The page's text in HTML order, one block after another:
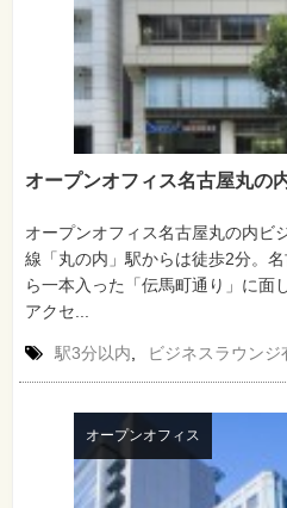
オープンオフィス名古屋丸の
オープンオフィス名古屋丸の内ビ
線「丸の内」駅からは徒歩2分。
ら一本入った「伝馬町通り」に面
アクセ...
駅3分以内 ビジネスラウンジ
オープンオフィス